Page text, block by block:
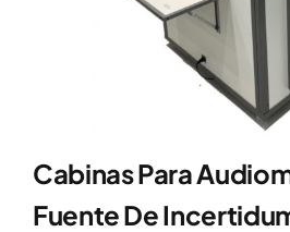
Cabinas Para
Fuente De